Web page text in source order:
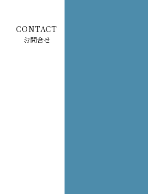
CONTACT
お問合せ